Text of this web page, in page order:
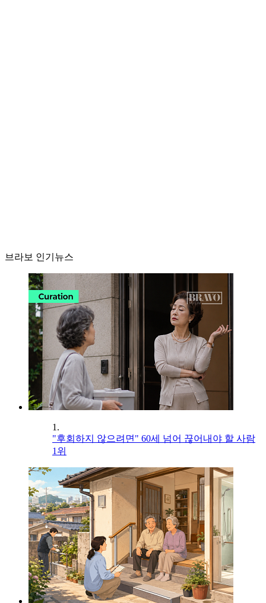
브라보 인기뉴스
1.
"후회하지 않으려면" 60세 넘어 끊어내야 할 사람
1위